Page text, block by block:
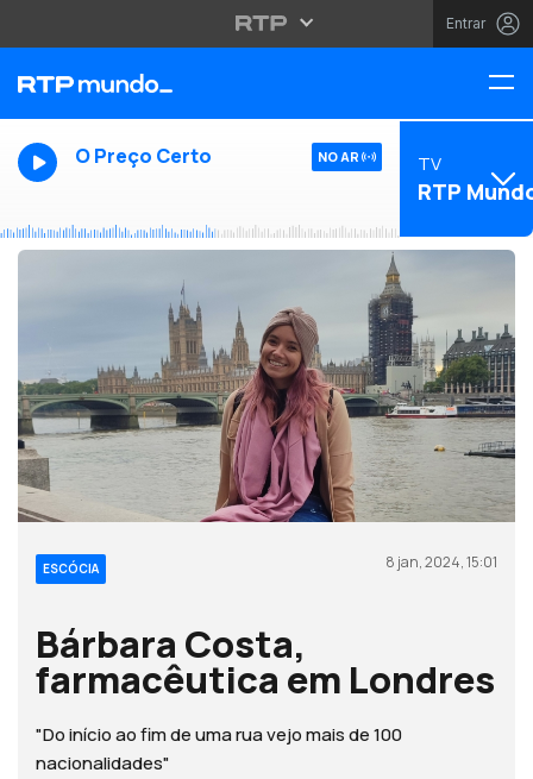
Entrar
O Preço Certo NO AR TV
RTP
ESCÓCIA 8 jan, 2024, 15:01
Bárbara Costa,
farmacêutica em Londres
"Do início ao fim de uma rua vejo mais de 100
nacionalidades"